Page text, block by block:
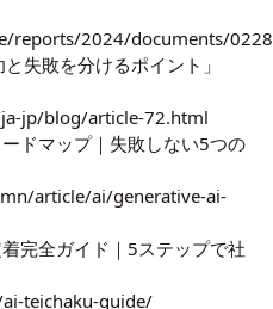
reports/2024/documents/
失敗を分けるポイント」
jp/blog/article-72.html
ドマップ｜失敗しない5つの
article/ai/generative-ai-
完全ガイド｜5ステップで社
teichaku-guide/